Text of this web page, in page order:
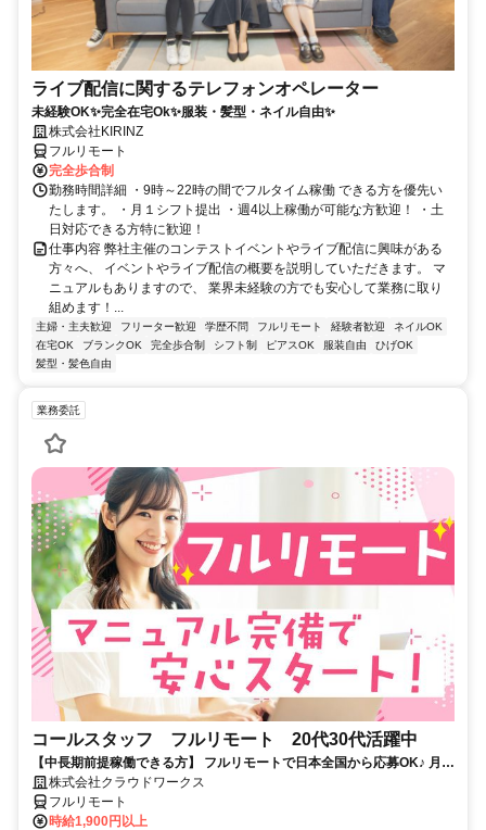
ライブ配信に関するテレフォンオペレーター
未経験OK✨完全在宅Ok✨服装・髪型・ネイル自由✨
株式会社KIRINZ
フルリモート
完全歩合制
勤務時間詳細 ・9時～22時の間でフルタイム稼働 できる方を優先い
たします。 ・月１シフト提出 ・週4以上稼働が可能な方歓迎！ ・土
日対応できる方特に歓迎！
仕事内容 弊社主催のコンテストイベントやライブ配信に興味がある
方々へ、 イベントやライブ配信の概要を説明していただきます。 マ
ニュアルもありますので、 業界未経験の方でも安心して業務に取り
組めます！...
主婦・主夫歓迎 フリーター歓迎 学歴不問 フルリモート 経験者歓迎
ネイルOK
在宅OK
ブランクOK 完全歩合制 シフト制 ピアスOK 服装自由
ひげOK
髪型・髪色自由
業務委託
コールスタッフ フルリモート 20代30代活躍中
【中長期前提稼働できる方】 フルリモートで日本全国から応募OK♪ 月稼
働80時間で安定収入！
株式会社クラウドワークス
フルリモート
時給1,900円以上